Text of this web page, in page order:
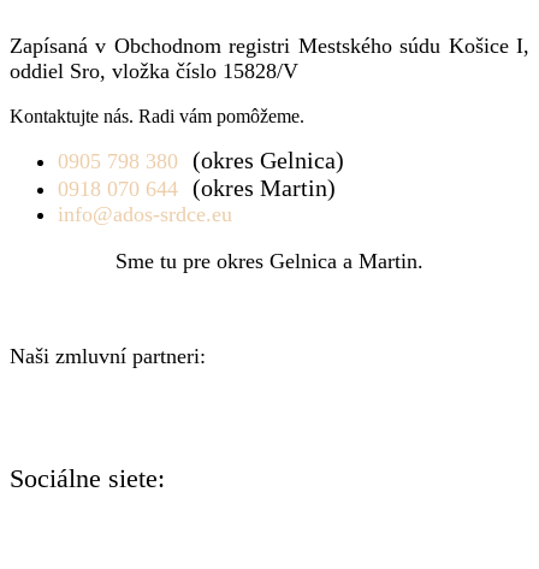
Zapísaná v Obchodnom registri Mestského súdu Košice I,
oddiel Sro, vložka číslo 15828/V
Kontaktujte nás. Radi vám pomôžeme.
0905 798 380 (okres Gelnica)
0918 070 644 (okres Martin)
info@ados-srdce.eu
Sme tu pre okres Gelnica a Martin.
Naši zmluvní partneri:
Sociálne siete: